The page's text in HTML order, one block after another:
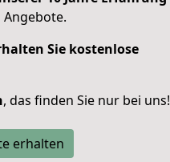
Sie kostenlose
, das finden Sie nur bei uns!
erhalten